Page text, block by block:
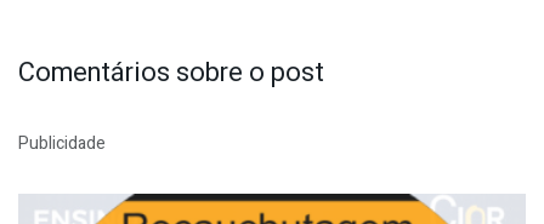
Comentários sobre o post
Publicidade